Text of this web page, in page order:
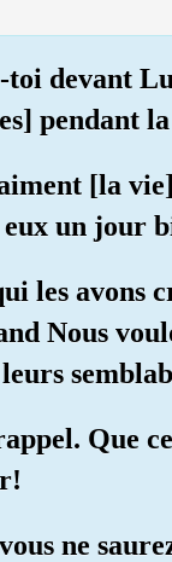
toi devant
pendant
[la
un jour
les avons
Nous
Que
ne